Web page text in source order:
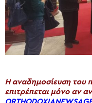
H αναδημοσίευση
επιτρέπεται μόνο αν